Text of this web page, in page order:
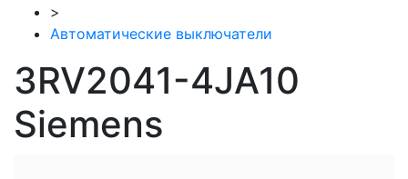
>
Автоматические выключатели
3RV2041-4JA10
Siemens